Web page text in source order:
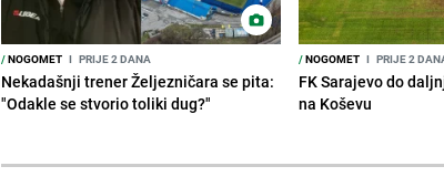
/NOGOMET I PRIJE 2 DANA
Nekadašnji trener Željezničara se pita:
"Odakle se stvorio toliki dug?"
/NOGOMET I PRIJE 2
FK Sarajevo do
na Koševu